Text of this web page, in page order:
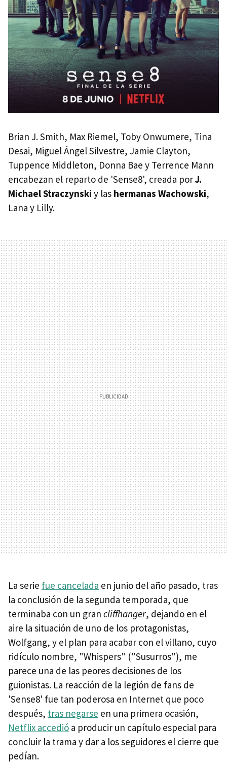
Brian J. Smith, Max Riemel, Toby Onwumere, Tina
Desai, Miguel Ángel Silvestre, Jamie Clayton,
Tuppence Middleton, Donna Bae y Terrence Mann
encabezan el reparto de 'Sense8', creada porJ.
Michael Straczynski y las hermanas Wachowski,
Lana y Lilly.
La serie fue cancelada en junio del año pasado, tras
la conclusión de la segunda temporada, que
terminaba con un gran cliffhanger, dejando en el
aire la situación de uno de los protagonistas,
Wolfgang, y el plan para acabar con el villano, cuyo
ridículo nombre, "Whispers" ("Susurros"), me
parece una de las peores decisiones de los
guionistas. La reacción de la legión de fans de
'Sense8' fue tan poderosa en Internet que poco
después, tras negarse en una primera ocasión,
Netflix accedió a producir un capítulo especial para
concluir la trama y dar a los seguidores el cierre que
pedían.